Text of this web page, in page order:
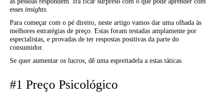
esses insights.
Para começar com o pé direito, neste artigo vamos dar uma olhada às
melhores estratégias de preço. Estas foram testadas amplamente por
especialistas, e provadas de ter respostas positivas da parte do
consumidor.
Se quer aumentar os lucros, dê uma espreitadela a estas táticas.
#1 Preço Psicológico